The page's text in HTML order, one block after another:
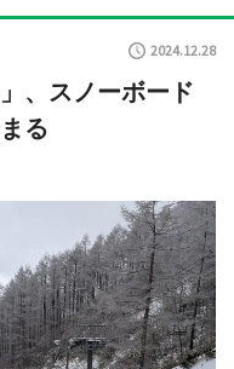
2024.12.28
、スノーボード
る